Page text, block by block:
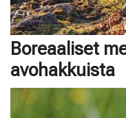
Boreaaliset
avohakkuista